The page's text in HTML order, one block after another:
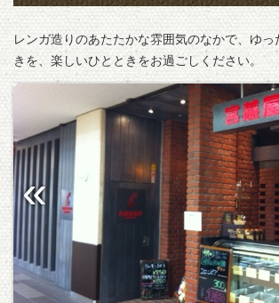
レンガ造りのあたたかな雰囲気のなかで、ゆっ
きを、楽しいひとときをお過ごしください。